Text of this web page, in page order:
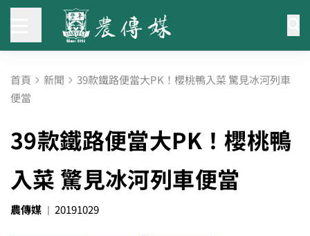
首頁 新聞 39款鐵路便當大PK！櫻桃鴨入菜 驚見冰河列車
便當
39款鐵路便當大PK！櫻桃鴨
入菜 驚見冰河列車便當
農傳媒 20191029